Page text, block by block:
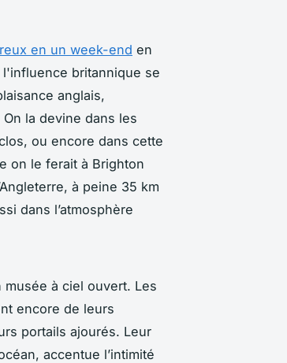
en un week-end en
britannique se
anglais,
la devine dans les
ou encore dans cette
on le ferait à Brighton
à peine 35 km
dans l’atmosphère
musée à ciel ouvert. Les
encore de leurs
portails ajourés. Leur
accentue l’intimité